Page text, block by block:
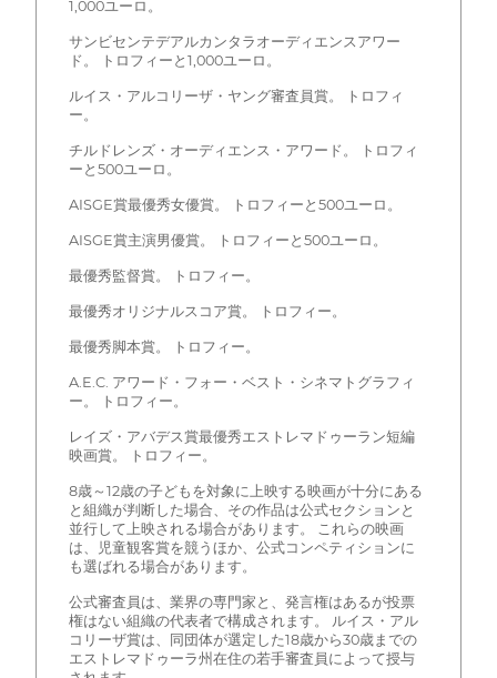
1,000ユーロ。
サンビセンテデアルカンタラオーディエンスアワー
ド。 トロフィーと1,000ユーロ。
ルイス・アルコリーザ・ヤング審査員賞。 トロフィ
ー。
チルドレンズ・オーディエンス・アワード。 トロフィ
ーと500ユーロ。
AISGE賞最優秀女優賞。 トロフィーと500ユーロ。
AISGE賞主演男優賞。 トロフィーと500ユーロ。
最優秀監督賞。 トロフィー。
最優秀オリジナルスコア賞。 トロフィー。
最優秀脚本賞。 トロフィー。
A.E.C. アワード・フォー・ベスト・シネマトグラフィ
ー。 トロフィー。
レイズ・アバデス賞最優秀エストレマドゥーラン短編
映画賞。 トロフィー。
8歳～12歳の子どもを対象に上映する映画が十分にある
と組織が判断した場合、その作品は公式セクションと
並行して上映される場合があります。 これらの映画
は、児童観客賞を競うほか、公式コンペティションに
も選ばれる場合があります。
公式審査員は、業界の専門家と、発言権はあるが投票
権はない組織の代表者で構成されます。 ルイス・アル
コリーザ賞は、同団体が選定した18歳から30歳までの
エストレマドゥーラ州在住の若手審査員によって授与